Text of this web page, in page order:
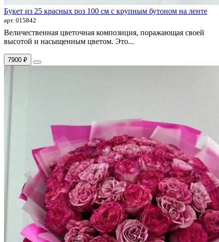
Букет из 25 красных роз 100 см с крупным бутоном на ленте
арт. 015842
Величественная цветочная композиция, поражающая своей
высотой и насыщенным цветом. Это...
7900 ₽